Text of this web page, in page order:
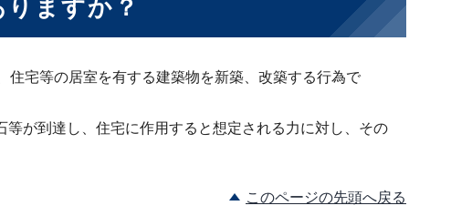
ますか？
宅等の居室を有する建築物を新築、改築する行為で
が到達し、住宅に作用すると想定される力に対し、その
このページの先頭へ戻る